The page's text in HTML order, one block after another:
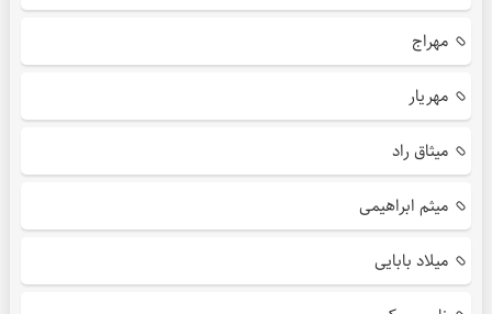
مهراج
مهریار
میثاق راد
میثم ابراهیمی
میلاد بابایی